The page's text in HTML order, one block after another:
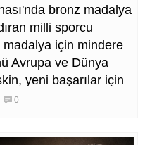
bronz madalya
milli sporcu
madalya için mindere
Avrupa ve Dünya
yeni başarılar için
0